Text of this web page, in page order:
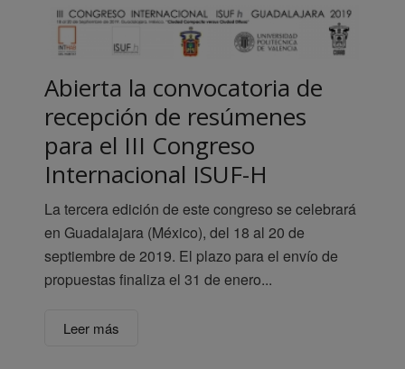
Abierta la convocatoria de
recepción de resúmenes
para el III Congreso
Internacional ISUF-H
La tercera edición de este congreso se celebrará
en Guadalajara (México), del 18 al 20 de
septiembre de 2019. El plazo para el envío de
propuestas finaliza el 31 de enero...
Leer más